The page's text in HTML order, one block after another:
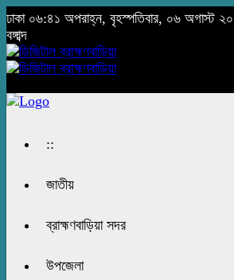
ঢাকা ০৬:৪১ অপরাহ্ন, বৃহস্পতিবার, ০৬ অগাস্ট
বঙ্গাব্দ
::
জাতীয়
ব্রাহ্মণবাড়িয়া সদর
উপজেলা